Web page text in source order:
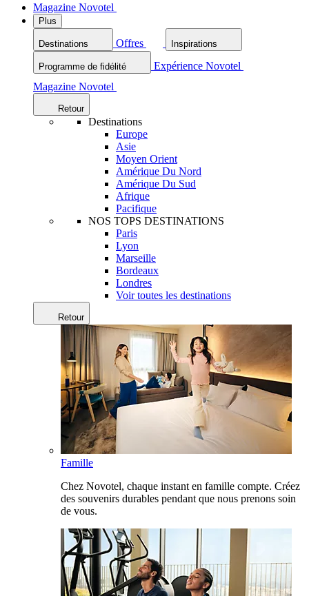
Magazine Novotel
Plus
Destinations Offres Inspirations
Programme de fidélité
Expérience Novotel
Magazine Novotel
Retour
Destinations
Europe
Asie
Moyen Orient
Amérique Du Nord
Amérique Du Sud
Afrique
Pacifique
NOS TOPS DESTINATIONS
Paris
Lyon
Marseille
Bordeaux
Londres
Voir toutes les destinations
Retour
Famille
Chez Novotel, chaque instant en famille compte. Créez
des souvenirs durables pendant que nous prenons soin
de vous.